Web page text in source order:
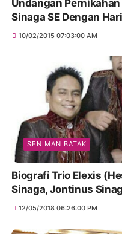
Undangan
Sinaga SE Dengan
10/02/2015 07:03:00 AM
SENIMAN BATAK
Biografi Trio Elexis
Sinaga, Jontinus
12/05/2018 06:26:00 PM